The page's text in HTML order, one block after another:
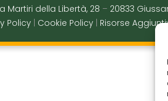
Martiri della Libertà, 28 – 20833
Policy
Cookie Policy Risorse